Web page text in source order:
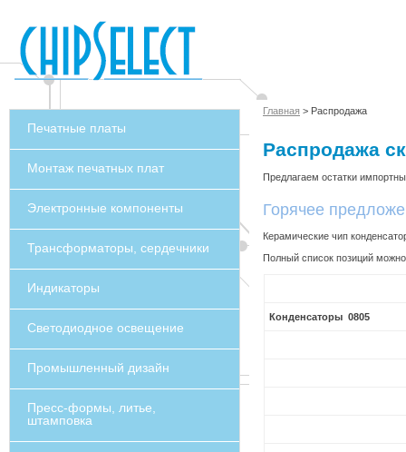
Печатные платы
Монтаж печатных плат
Электронные компоненты
Трансформаторы, сердечники
Индикаторы
Светодиодное освещение
Промышленный дизайн
Пресс-формы, литье,
штамповка
Главная > Распродажа
Распродажа
Предлагаем остатки
Горячее
Керамические чип
Полный список позиций
Конденсаторы 0805